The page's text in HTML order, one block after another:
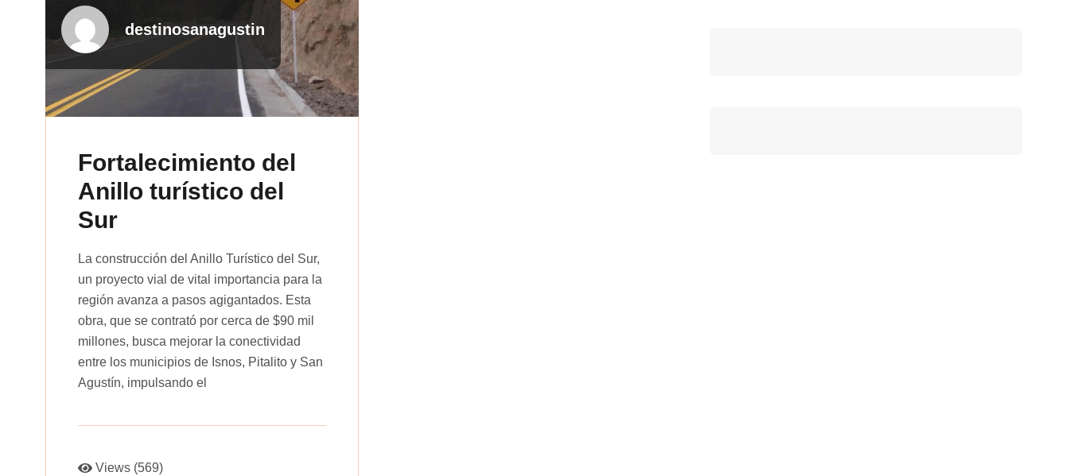
destinosanagustin
Fortalecimiento del
Anillo turístico del
Sur
La construcción del Anillo Turístico del Sur,
un proyecto vial de vital importancia para la
región avanza a pasos agigantados. Esta
obra, que se contrató por cerca de $90 mil
millones, busca mejorar la conectividad
entre los municipios de Isnos, Pitalito y San
Agustín, impulsando el
Views (569)